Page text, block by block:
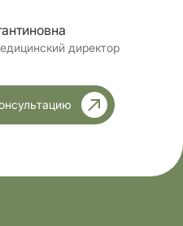
чувство удушья и
даже после 8
директор